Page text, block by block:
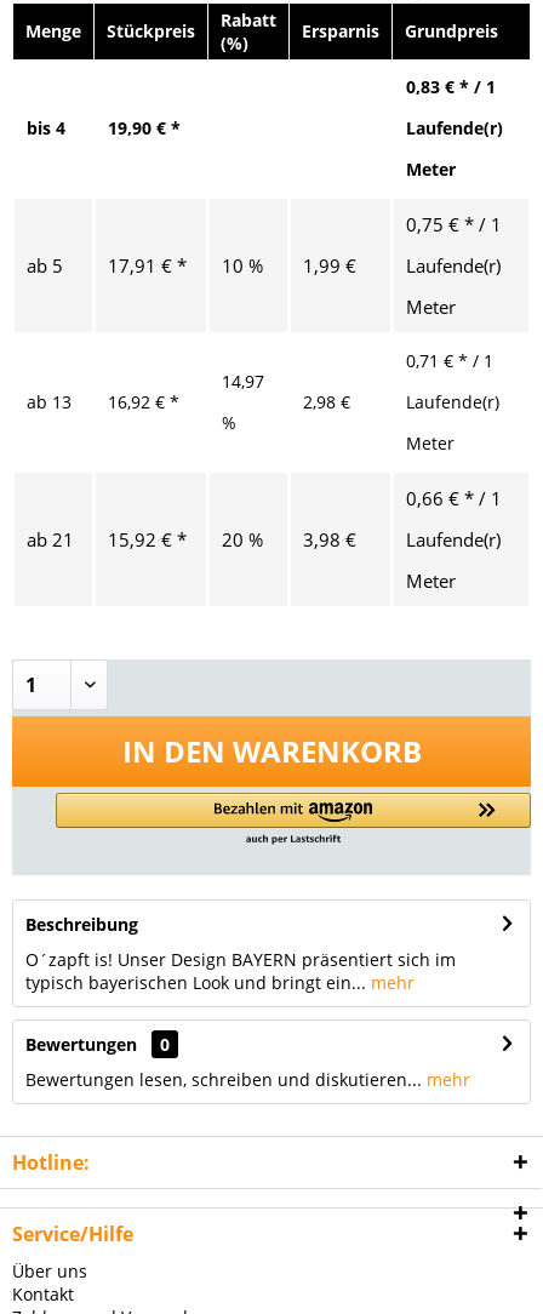
Menge
Stückpreis
Rabatt
(%)
Ersparnis Grundpreis
bis 4 19,90 € *
0,83 € * / 1
Laufende(r)
Meter
ab 5 17,91 € * 10 % 1,99 €
0,75 € * / 1
Laufende(r)
Meter
ab 13 16,92 € *
14,97
%
2,98 €
0,71 € * / 1
Laufende(r)
Meter
ab 21 15,92 € * 20 % 3,98 €
0,66 € * / 1
Laufende(r)
Meter
IN DEN WARENKORB
Beschreibung
O´zapft is! Unser Design BAYERN präsentiert sich im
typisch bayerischen Look und bringt ein... mehr
Bewertungen
0
Bewertungen lesen, schreiben und diskutieren... mehr
Hotline:
Service/Hilfe
Über uns
Kontakt